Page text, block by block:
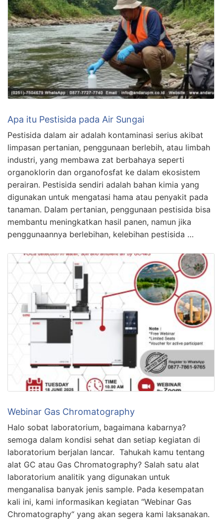
Apa itu Pestisida pada Air Sungai
Pestisida dalam air adalah kontaminasi serius akibat
limpasan pertanian, penggunaan berlebih, atau limbah
industri, yang membawa zat berbahaya seperti
organoklorin dan organofosfat ke dalam ekosistem
perairan. Pestisida sendiri adalah bahan kimia yang
digunakan untuk mengatasi hama atau penyakit pada
tanaman. Dalam pertanian, penggunaan pestisida bisa
membantu meningkatkan hasil panen, namun jika
penggunaannya berlebihan, kelebihan pestisida …
Webinar Gas Chromatography
Halo sobat laboratorium, bagaimana kabarnya?
semoga dalam kondisi sehat dan setiap kegiatan di
laboratorium berjalan lancar. Tahukah kamu tentang
alat GC atau Gas Chromatography? Salah satu alat
laboratorium analitik yang digunakan untuk
menganalisa banyak jenis sample. Pada kesempatan
kali ini, kami informasikan kegiatan “Webinar Gas
Chromatography“ yang akan segera kami laksanakan.